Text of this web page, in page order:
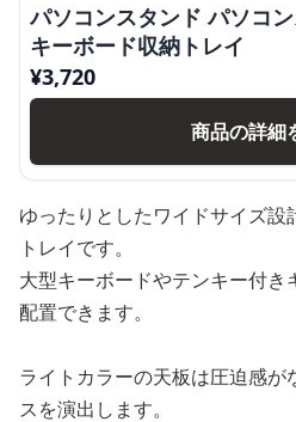
パソコンスタンド パソコ
キーボード収納トレイ
¥3,720
商品の詳細
ゆったりとしたワイドサイズ設
トレイです。
大型キーボードやテンキー付き
配置できます。
ライトカラーの天板は圧迫感
スを演出します。